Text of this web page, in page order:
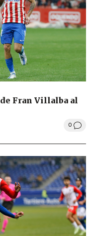
Fran Villalba al
0